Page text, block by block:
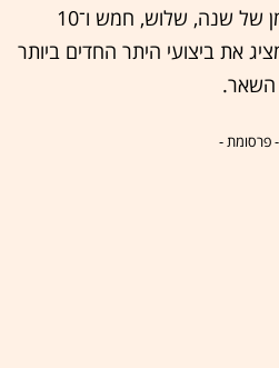
ההשקעות מיטב: בטווחי זמן של שנה, שלוש, חמש ו־10
את ביצועי היתר החדים ביותר
השאר.
- פרסומת -